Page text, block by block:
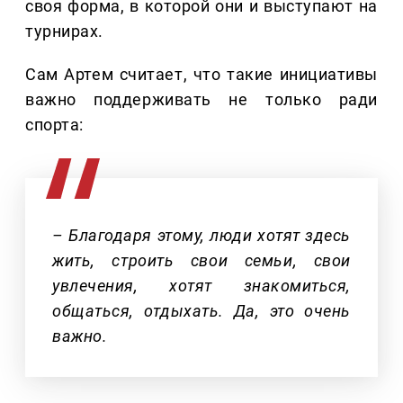
своя форма, в которой они и выступают на
турнирах.
Сам Артем считает, что такие инициативы
важно поддерживать не только ради
спорта:
– Благодаря этому, люди хотят здесь
жить, строить свои семьи, свои
увлечения, хотят знакомиться,
общаться, отдыхать. Да, это очень
важно.